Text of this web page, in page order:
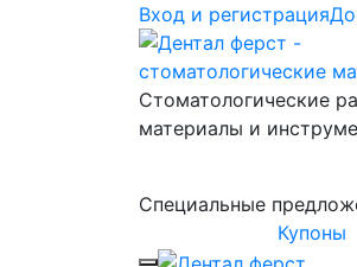
Вход и регистрация
Стоматологические
материалы и
Специальные
Купоны